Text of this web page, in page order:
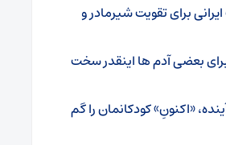
برای تقویت شیرمادر و
بعضی آدم ها اینقدر سخت
«اکنونِ» کودکانمان را گم